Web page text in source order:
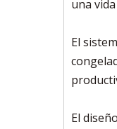
una
El
El